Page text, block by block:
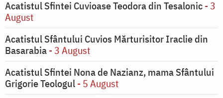
Acatistul Sfintei Cuvioase Teodora din Tesalonic- 3
August
Acatistul Sfântului Cuvios Mărturisitor Iraclie din
Basarabia- 3 August
Acatistul Sfintei Nona de Nazianz, mama Sfântului
Grigorie Teologul- 5 August